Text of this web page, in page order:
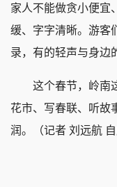
家人不能做贪小便宜
缓、字字清晰。游客
录，有的轻声与身边
这个春节，岭南这
花市、写春联、听故
润。（记者 刘远航 自